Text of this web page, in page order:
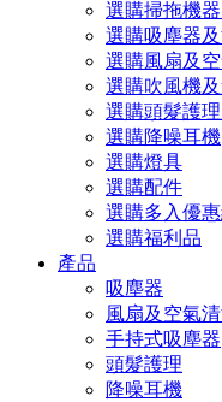
選購掃拖機器
選購吸塵器
選購風扇及
選購吹風機
選購頭髮護
選購降噪耳機
選購燈具
選購配件
選購多入優
選購福利品
產品
吸塵器
風扇及空氣
手持式吸塵器
頭髮護理
降噪耳機